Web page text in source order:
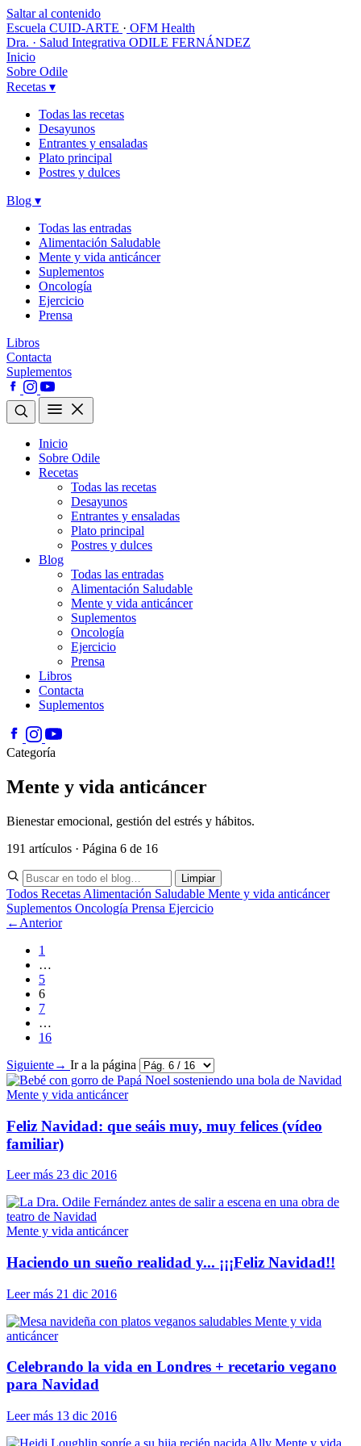
Saltar al contenido
Escuela CUID-ARTE · OFM Health
Dra. · Salud Integrativa ODILE FERNÁNDEZ
Inicio
Sobre Odile
Recetas ▾
Todas las recetas
Desayunos
Entrantes y ensaladas
Plato principal
Postres y dulces
Blog ▾
Todas las entradas
Alimentación Saludable
Mente y vida anticáncer
Suplementos
Oncología
Ejercicio
Prensa
Libros
Contacta
Suplementos
Inicio
Sobre Odile
Recetas
Todas las recetas
Desayunos
Entrantes y ensaladas
Plato principal
Postres y dulces
Blog
Todas las entradas
Alimentación Saludable
Mente y vida anticáncer
Suplementos
Oncología
Ejercicio
Prensa
Libros
Contacta
Suplementos
Categoría
Mente y vida anticáncer
Bienestar emocional, gestión del estrés y hábitos.
191 artículos · Página 6 de 16
Limpiar
Todos Recetas Alimentación Saludable Mente y vida anticáncer
Suplementos Oncología Prensa Ejercicio
← Anterior
1
…
5
6
7
…
16
Siguiente→ Ir a la página
Mente y vida anticáncer
Feliz Navidad: que seáis muy, muy felices (vídeo
familiar)
Leer más 23 dic 2016
Mente y vida anticáncer
Haciendo un sueño realidad y... ¡¡¡Feliz Navidad!!
Leer más 21 dic 2016
Mente y vida
anticáncer
Celebrando la vida en Londres + recetario vegano
para Navidad
Leer más 13 dic 2016